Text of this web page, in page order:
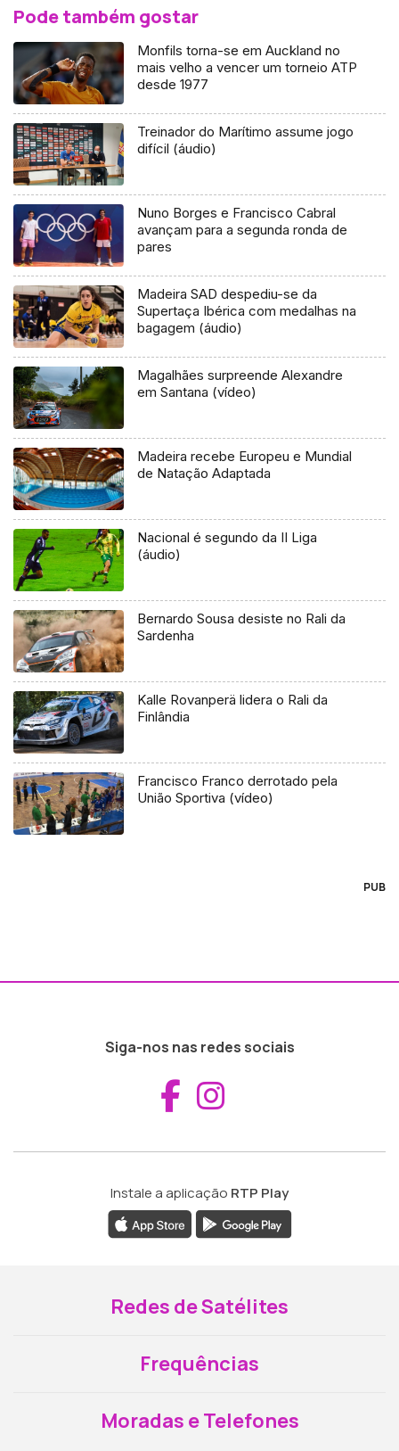
Pode também gostar
Monfils torna-se em Auckland no
mais velho a vencer um torneio ATP
desde 1977
Treinador do Marítimo assume jogo
difícil (áudio)
Nuno Borges e Francisco Cabral
avançam para a segunda ronda de
pares
Madeira SAD despediu-se da
Supertaça Ibérica com medalhas na
bagagem (áudio)
Magalhães surpreende Alexandre
em Santana (vídeo)
Madeira recebe Europeu e Mundial
de Natação Adaptada
Nacional é segundo da II Liga
(áudio)
Bernardo Sousa desiste no Rali da
Sardenha
Kalle Rovanperä lidera o Rali da
Finlândia
Francisco Franco derrotado pela
União Sportiva (vídeo)
PUB
Siga-nos nas redes sociais
Aceder ao
Instale a aplicação RTP Play
Redes de Satélites
Frequências
Moradas e Telefones